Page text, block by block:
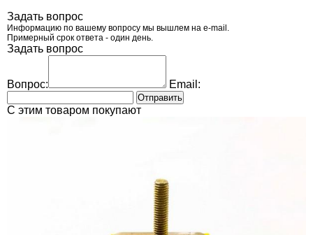
Задать вопрос
Информацию по вашему вопросу мы вышлем на e-mail.
Примерный срок ответа - один день.
Задать вопрос
Вопрос: Email:
Отправить
C этим товаром покупают